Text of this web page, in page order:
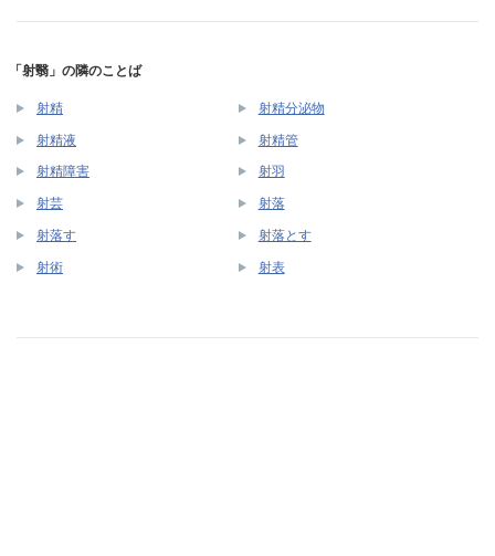
「射翳」の隣のことば
射精 射精分泌物
射精液 射精管
射精障害 射羽
射芸 射落
射落す 射落とす
射術 射表